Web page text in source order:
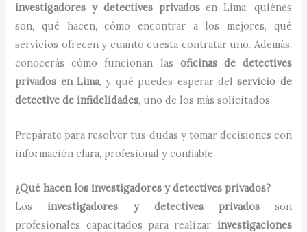
investigadores y detectives privadosen Lima: quiénes
son, qué hacen, cómo encontrar a los mejores, qué
servicios ofrecen y cuánto cuesta contratar uno. Además,
conocerás cómo funcionan las oficinas de detectives
privados en Lima, y qué puedes esperar delservicio de
detective de infidelidades, uno de los más solicitados.
Prepárate para resolver tus dudas y tomar decisiones con
información clara, profesional y confiable.
¿Qué hacen los investigadores y detectives privados?
Los investigadores y detectives privadosson
profesionales capacitados para realizar investigaciones